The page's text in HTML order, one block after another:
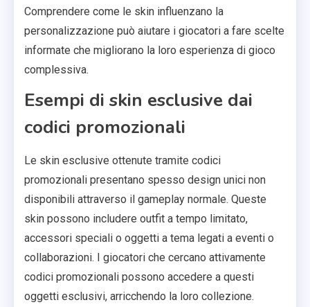
Comprendere come le skin influenzano la
personalizzazione può aiutare i giocatori a fare scelte
informate che migliorano la loro esperienza di gioco
complessiva.
Esempi di skin esclusive dai
codici promozionali
Le skin esclusive ottenute tramite codici
promozionali presentano spesso design unici non
disponibili attraverso il gameplay normale. Queste
skin possono includere outfit a tempo limitato,
accessori speciali o oggetti a tema legati a eventi o
collaborazioni. I giocatori che cercano attivamente
codici promozionali possono accedere a questi
oggetti esclusivi, arricchendo la loro collezione.